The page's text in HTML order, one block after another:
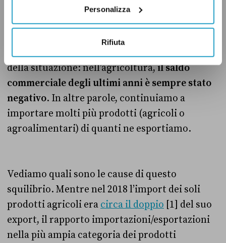
Personalizza
Rifiuta
Abbiamo già visto come l’export nel settore
agricolo sia, in genere, in crescita da diversi
anni. Ma bisogna notare un aspetto molto
importante, per avere un quadro completo
della situazione: nell’agricoltura,il saldo
commerciale degli ultimi anni è sempre stato
negativo. In altre parole, continuiamo a
importare molti più prodotti (agricoli o
agroalimentari) di quanti ne esportiamo.
Vediamo quali sono le cause di questo
squilibrio. Mentre nel 2018 l’import dei soli
prodotti agricoli era circa il doppio [1] del suo
export, il rapporto importazioni/esportazioni
nella più ampia categoria dei prodotti